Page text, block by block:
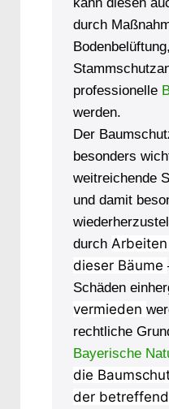
kann diesen
durch
professionelle
werden.
Der
besonders
weitreichende
und damit
durch
dieser Bäume
Schäden
vermieden
rechtliche
Bayerische
die
der